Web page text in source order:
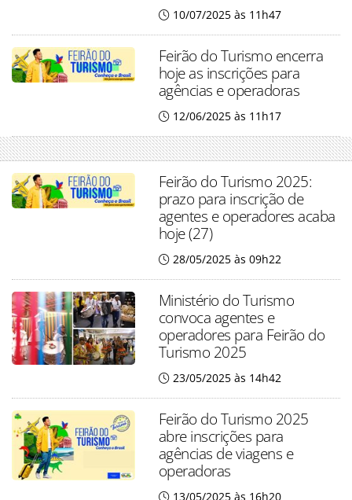
10/07/2025 às 11h47
Feirão do Turismo encerra
hoje as inscrições para
agências e operadoras
12/06/2025 às 11h17
Feirão do Turismo 2025:
prazo para inscrição de
agentes e operadores acaba
hoje (27)
28/05/2025 às 09h22
Ministério do Turismo
convoca agentes e
operadores para Feirão do
Turismo 2025
23/05/2025 às 14h42
Feirão do Turismo 2025
abre inscrições para
agências de viagens e
operadoras
13/05/2025 às 16h20